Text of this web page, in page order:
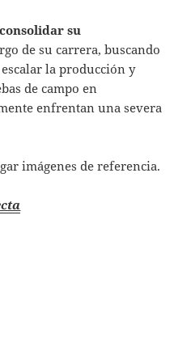
consolidar su
de su carrera, buscando
la producción y
de campo en
enfrentan una severa
imágenes de referencia.